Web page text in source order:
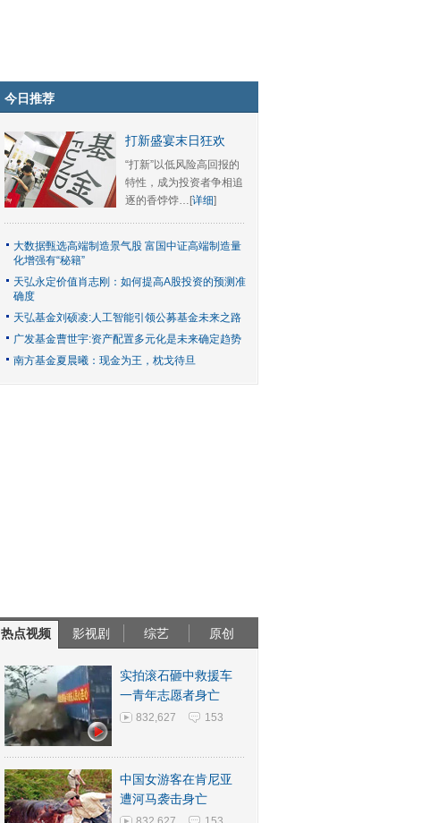
今日推荐
打新盛宴末日狂欢
“打新”以低风险高回报的
特性，成为投资者争相追
逐的香饽饽…[详细]
大数据甄选高端制造景气股 富国中证高端制造量
化增强有“秘籍”
天弘永定价值肖志刚：如何提高A股投资的预测准
确度
天弘基金刘硕凌:人工智能引领公募基金未来之路
广发基金曹世宇:资产配置多元化是未来确定趋势
南方基金夏晨曦：现金为王，枕戈待旦
热点视频 影视剧 综艺 原创
实拍滚石砸中救援车
一青年志愿者身亡
832,627 153
中国女游客在肯尼亚
遭河马袭击身亡